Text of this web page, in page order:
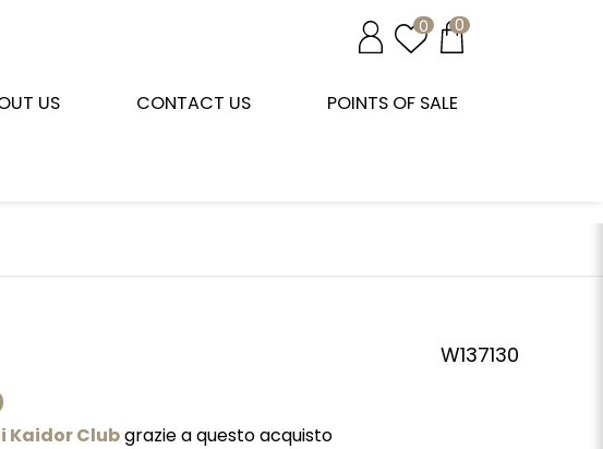
0 0
US CONTACT US POINTS OF SALE
W137130
Kaidor Clubgrazie a questo acquisto